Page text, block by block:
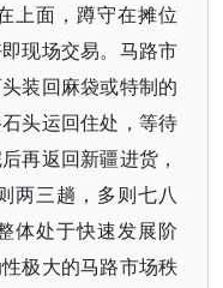
上面，蹲守在摊位
现场交易。马路市
装回麻袋或特制的
头运回住处，等待
再返回新疆进货，
两三趟，多则七八
体处于快速发展阶
极大的马路市场秩